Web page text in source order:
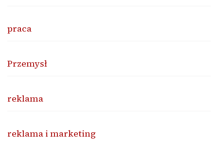
praca
Przemysł
reklama
reklama i marketing